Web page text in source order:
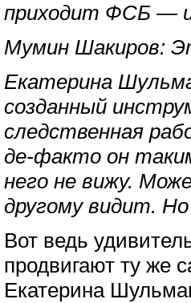
приходит ФСБ — и
Мумин Шакиров:
Екатерина
созданный
следственная
де-факто он
него не вижу.
другому видит.
Вот ведь
продвигают ту же
Екатерина